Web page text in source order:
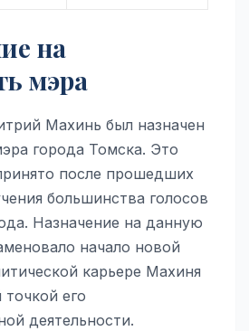
на
мэра
Махинь был назначен
города Томска. Это
после прошедших
большинства голосов
Назначение на данную
начало новой
карьере Махиня
его
деятельности.